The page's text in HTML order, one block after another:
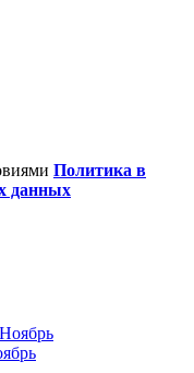
Политика в
данных